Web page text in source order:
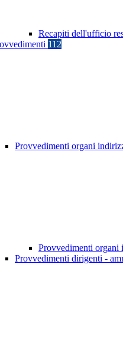
Recapiti dell'ufficio
112
Provvedimenti organi
Provvedimenti
Provvedimenti dirigenti -